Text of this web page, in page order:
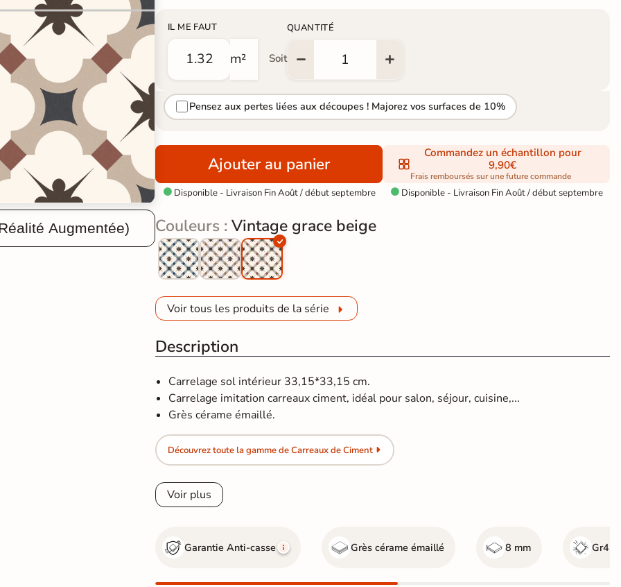
Augmentée)
IL ME FAUT
m² Soit
QUANTITÉ
Pensez aux pertes liées aux découpes ! Majorez vos surfaces de 10%
Ajouter au panier
Disponible - Livraison Fin Août / début septembre
Commandez un échantillon pour
9,90€
Frais remboursés sur une future commande
Disponible - Livraison Fin Août / début septembre
Couleurs : Vintage grace beige
Voir tous les produits de la série
Description
Carrelage sol intérieur 33,15*33,15 cm.
Carrelage imitation carreaux ciment, idéal pour salon, séjour, cuisine,...
Grès cérame émaillé.
Découvrez toute la gamme de Carreaux de Ciment
Voir plus
Garantie Anti-casse Grès cérame émaillé 8 mm Gr4 -